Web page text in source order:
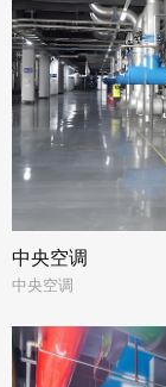
中央空调
中央空调